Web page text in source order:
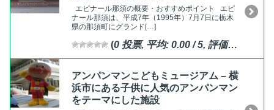
エピナール那須の概要・おすすめポイント エピ
ナール那須は、平成7年（1995年）7月7日に栃木
県の那須町にグランド[…]
(0 投票, 平均: 0.00 / 5, 評価済
アンパンマンこどもミュージアム – 横
浜市にある子供に人気のアンパンマン
をテーマにした施設